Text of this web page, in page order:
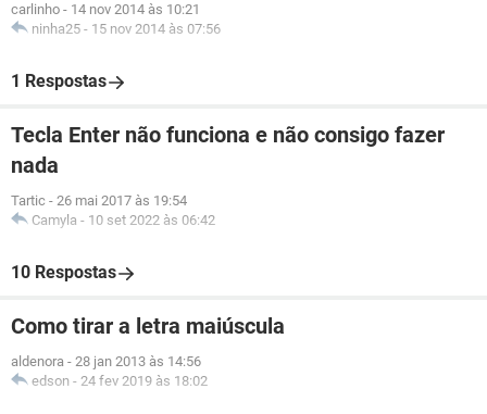
carlinho - 14 nov 2014 às 10:21
ninha25 - 15 nov 2014 às 07:56
1 Respostas
Tecla Enter não funciona e não consigo fazer
nada
Tartic - 26 mai 2017 às 19:54
Camyla - 10 set 2022 às 06:42
10 Respostas
Como tirar a letra maiúscula
aldenora - 28 jan 2013 às 14:56
edson - 24 fev 2019 às 18:02